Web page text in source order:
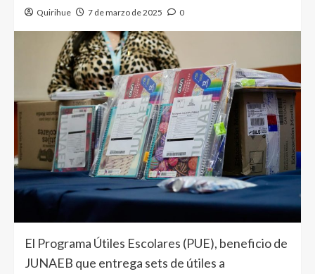
Quirihue 7 de marzo de 2025 0
El Programa Útiles Escolares (PUE), beneficio de
JUNAEB que entrega sets de útiles a